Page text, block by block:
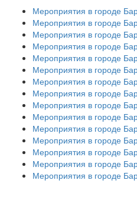
Мероприятия в городе
Мероприятия в городе
Мероприятия в городе
Мероприятия в городе
Мероприятия в городе
Мероприятия в городе
Мероприятия в городе
Мероприятия в городе
Мероприятия в городе
Мероприятия в городе
Мероприятия в городе
Мероприятия в городе
Мероприятия в городе
Мероприятия в городе
Мероприятия в городе